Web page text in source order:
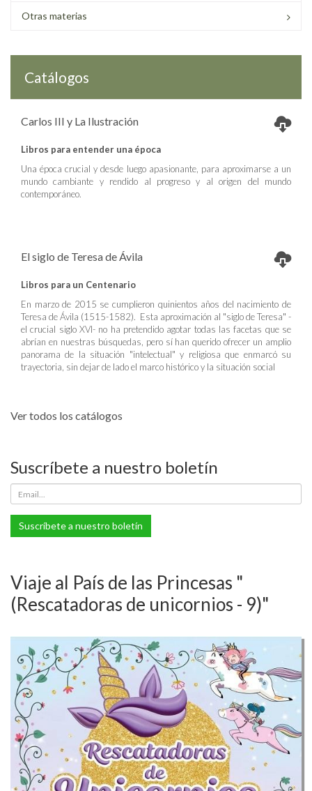
Otras materias
Catálogos
Carlos III y La Ilustración
Libros para entender una época
Una época crucial y desde luego apasionante, para aproximarse a un
mundo cambiante y rendido al progreso y al origen del mundo
contemporáneo.
El siglo de Teresa de Ávila
Libros para un Centenario
En marzo de 2015 se cumplieron quinientos años del nacimiento de
Teresa de Ávila (1515-1582). Esta aproximación al "siglo de Teresa" -
el crucial siglo XVI- no ha pretendido agotar todas las facetas que se
abrían en nuestras búsquedas, pero sí han querido ofrecer un amplio
panorama de la situación "intelectual" y religiosa que enmarcó su
trayectoria, sin dejar de lado el marco histórico y la situación social
Ver todos los catálogos
Suscríbete a nuestro boletín
Suscríbete a nuestro boletín
Viaje al País de las Princesas "
(Rescatadoras de unicornios - 9)"